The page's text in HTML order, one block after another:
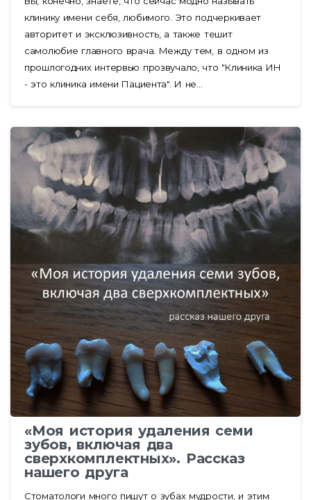
клинику имени себя, любимого. Это подчеркивает
авторитет и эксклюзивность, а также тешит
самолюбие главного врача. Между тем, в одном из
прошлогодних интервью прозвучало, что "Клиника ИН
- это клиника имени Пациента". И не...
«Моя история удаления семи
зубов, включая два
сверхкомплектных». Рассказ
нашего друга
Стоматологи много пишут о зубах мудрости, и этим